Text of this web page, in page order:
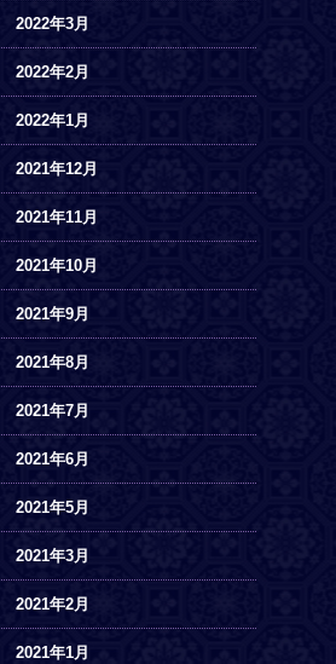
2022年3月
2022年2月
2022年1月
2021年12月
2021年11月
2021年10月
2021年9月
2021年8月
2021年7月
2021年6月
2021年5月
2021年3月
2021年2月
2021年1月